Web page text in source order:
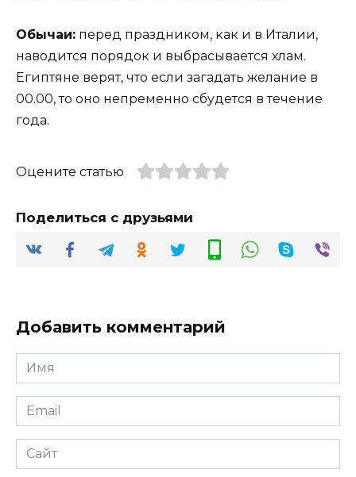
Обычаи: перед праздником, как и в Италии,
наводится порядок и выбрасывается хлам.
Египтяне верят, что если загадать желание в
00.00, то оно непременно сбудется в течение
года.
Оцените статью
Поделиться с друзьями
Добавить комментарий
Имя
*
Email
*
Сайт